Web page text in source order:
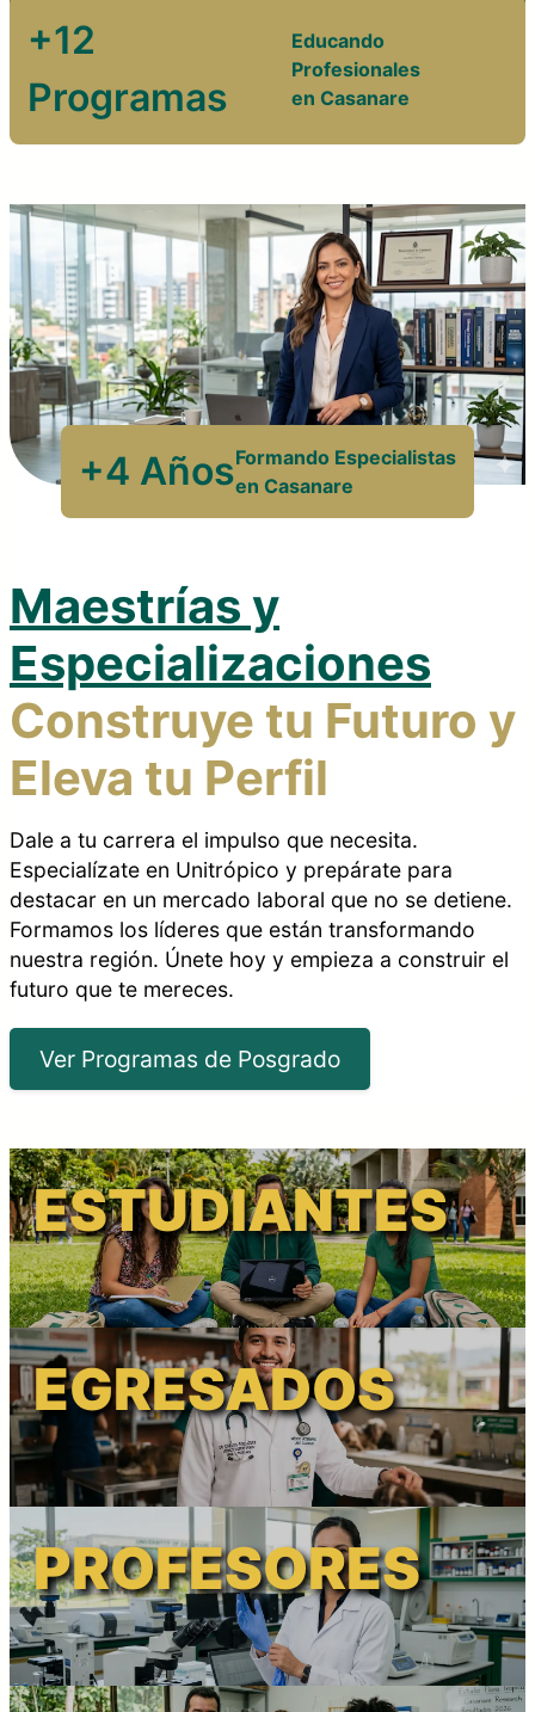
+12
Programas
Educando
Profesionales
en Casanare
+4 AñosFormando Especialistas
en Casanare
Maestrías y
Especializaciones
Construye tu Futuro y
Eleva tu Perfil
Dale a tu carrera el impulso que necesita.
Especialízate en Unitrópico y prepárate para
destacar en un mercado laboral que no se detiene.
Formamos los líderes que están transformando
nuestra región. Únete hoy y empieza a construir el
futuro que te mereces.
Ver Programas de Posgrado
ESTUDIANTES
EGRESADOS
PROFESORES